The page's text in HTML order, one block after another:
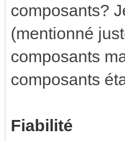
composants?
(mentionné
composants
composants
Fiabilité